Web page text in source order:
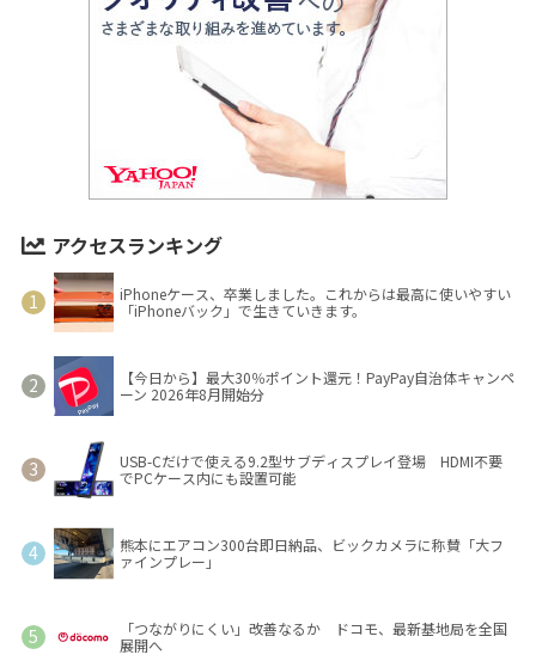
アクセスランキング
iPhoneケース、卒業しました。これからは最高に使いやすい
「iPhoneバック」で生きていきます。
【今日から】最大30％ポイント還元！PayPay自治体キャンペ
ーン 2026年8月開始分
USB-Cだけで使える9.2型サブディスプレイ登場 HDMI不要
でPCケース内にも設置可能
熊本にエアコン300台即日納品、ビックカメラに称賛「大フ
ァインプレー」
「つながりにくい」改善なるか ドコモ、最新基地局を全国
展開へ